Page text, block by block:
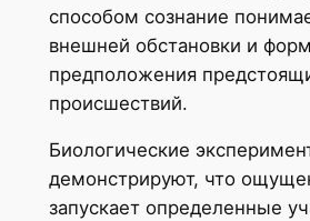
способом сознание
внешней обстановки и
предположения
происшествий.
Биологические
демонстрируют, что
запускает определенные